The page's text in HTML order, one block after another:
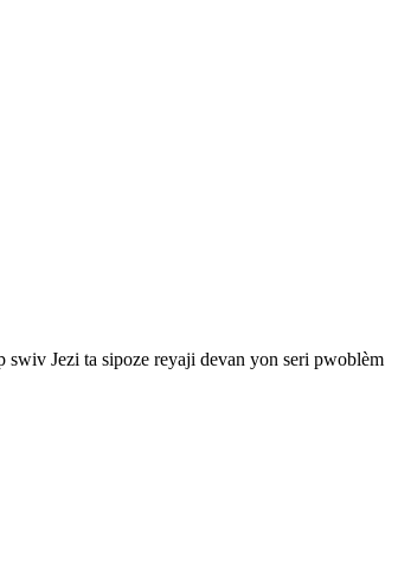
Jezi ta sipoze reyaji devan yon seri pwoblèm